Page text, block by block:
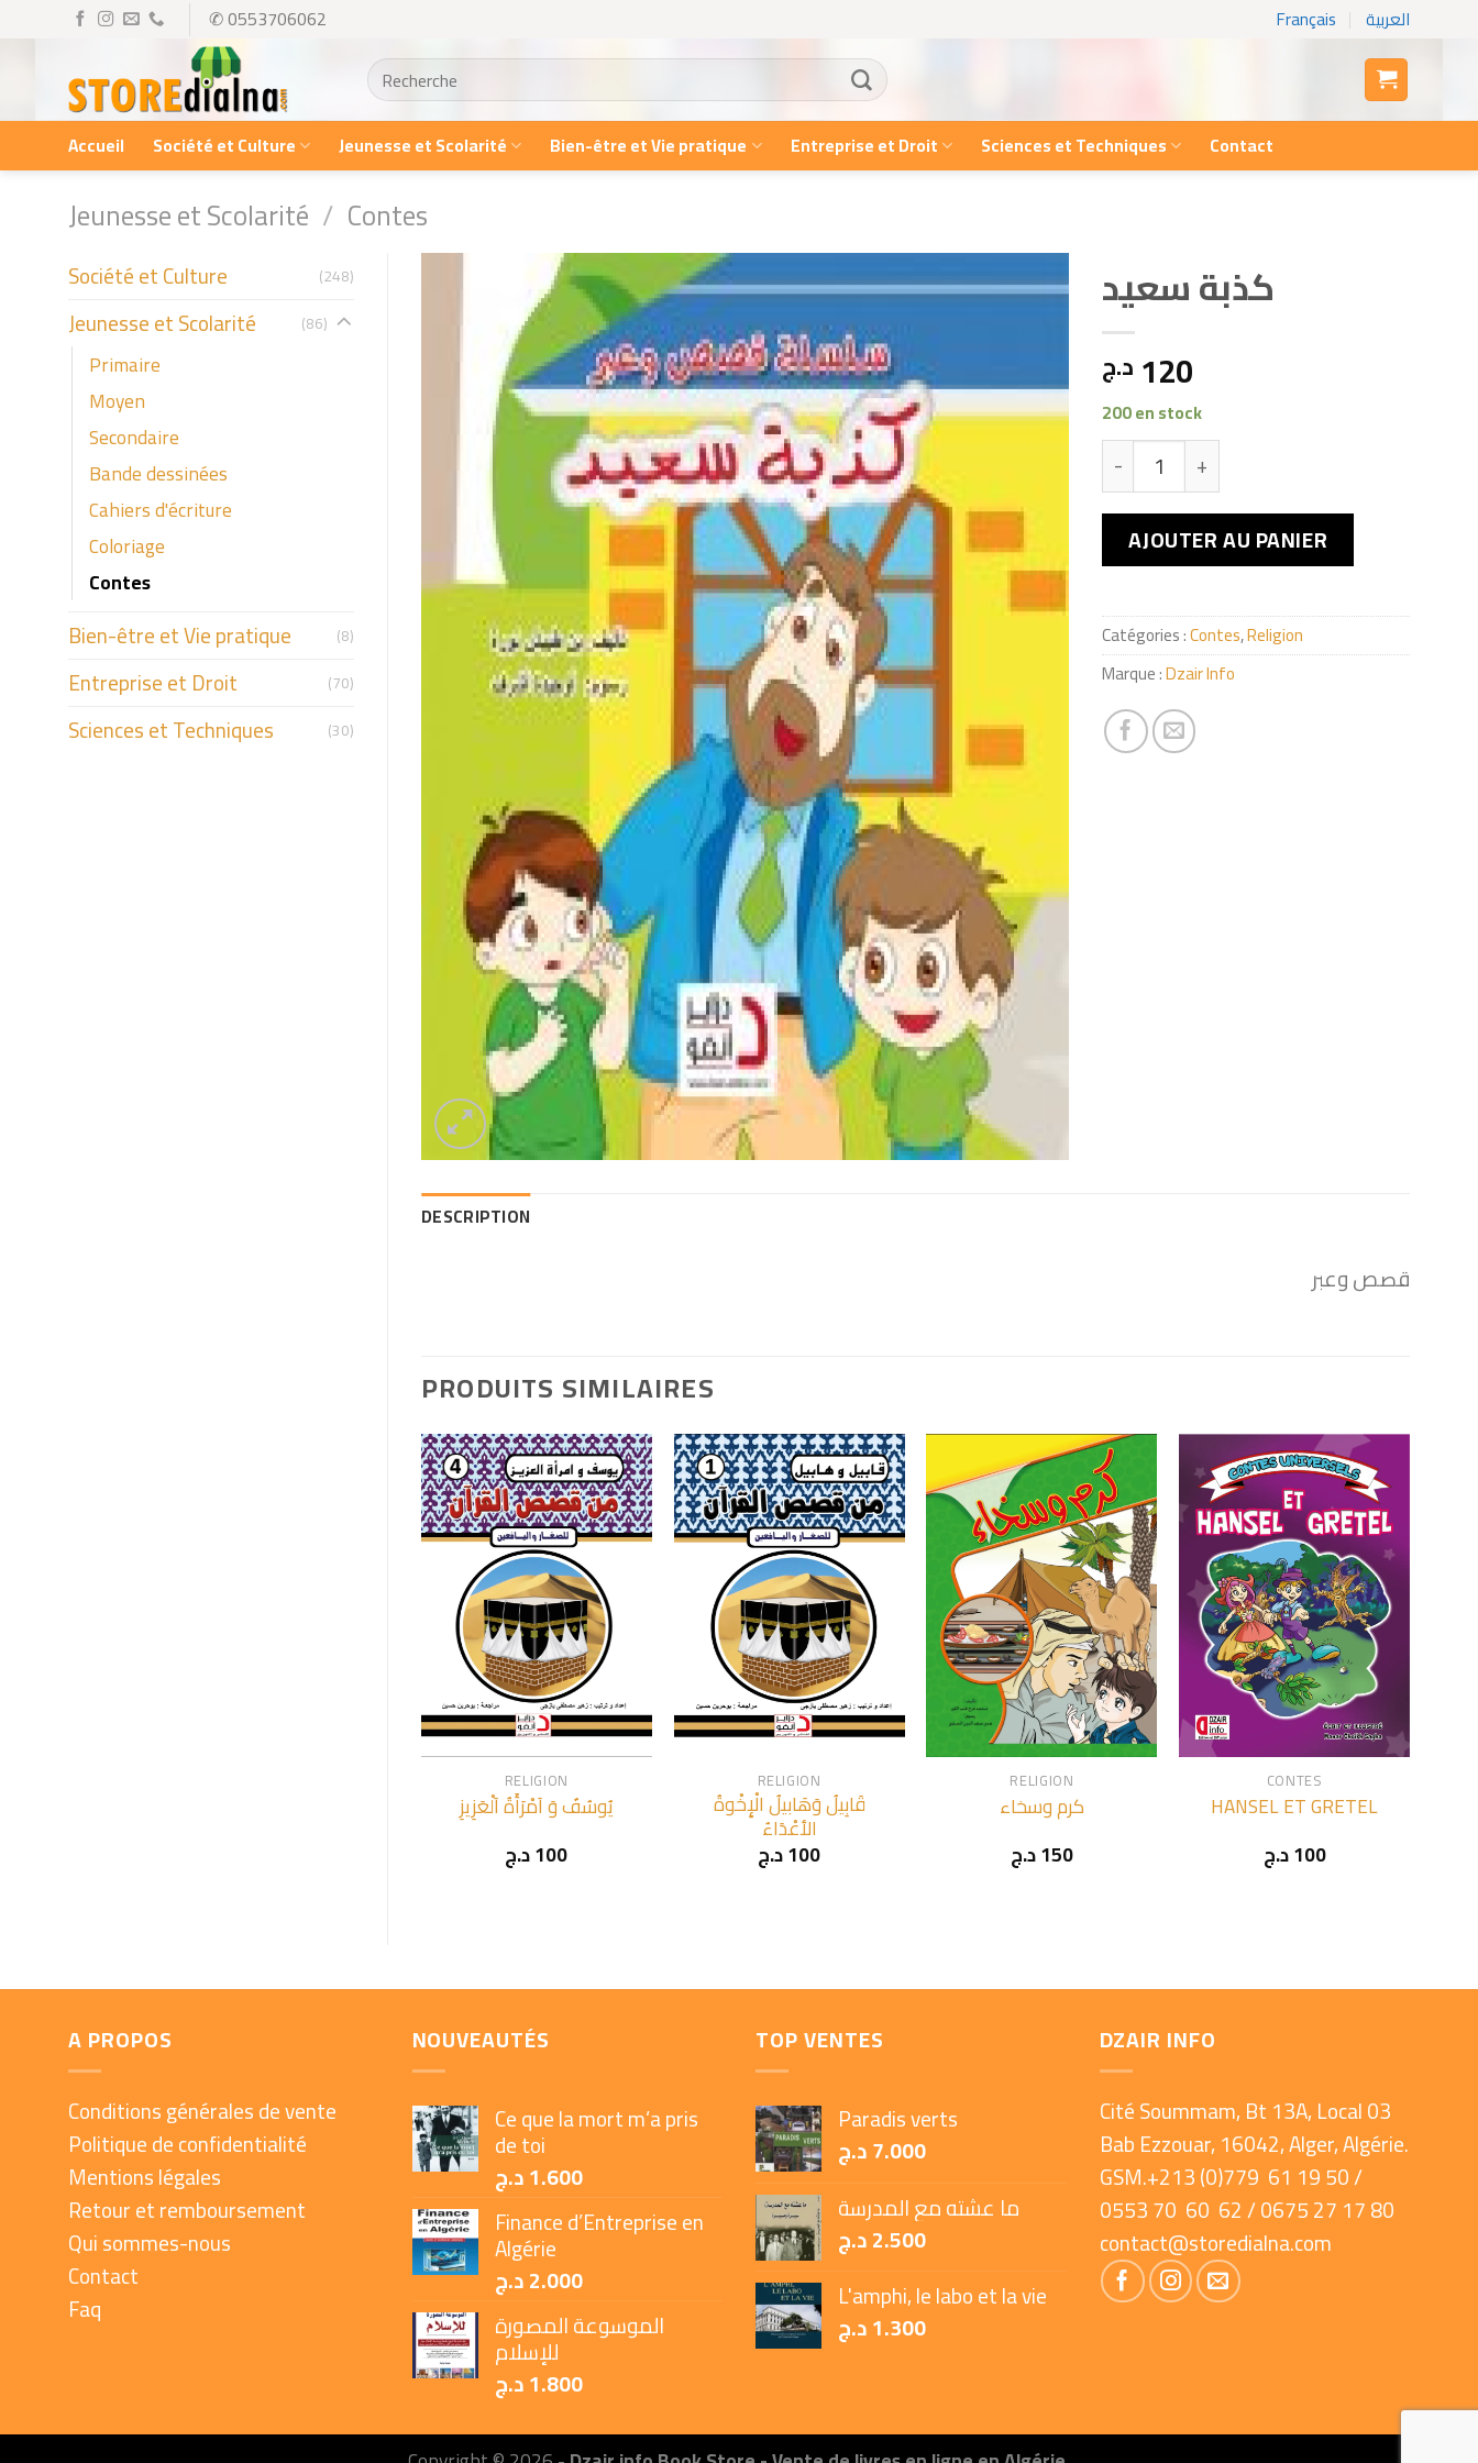
content
✆ 0553706062 Français العربية
Recherche
pour :
Accueil Société et Culture Jeunesse et Scolarité Bien-être et Vie pratique Entreprise et Droit Sciences et Techniques Contact
Jeunesse et Scolarité / Contes
Société et Culture (248)
Jeunesse et Scolarité (86)
Primaire
Moyen
Secondaire
Bande dessinées
Cahiers d'écriture
Coloriage
Contes
Bien-être et Vie pratique (8)
Entreprise et Droit (70)
Sciences et Techniques (30)
كذبة سعيد
120 د.ج
200 en stock
AJOUTER AU PANIER
Catégories :Contes,Religion
Marque :Dzair Info
DESCRIPTION
قصص وعبر
PRODUITS SIMILAIRES
+
RELIGION
يُوسُفُ وَ اَمْرَأَةُ اَلْعَزِيزِ
100د.ج
+
RELIGION
قَابِيلُ وَهَابيلُ الْإِخْوةُ
الأعْدَاءُ
100د.ج
RELIGION
كرم وسخاء
150د.ج
+
CONTES
HANSEL ET GRETEL
100د.ج
A PROPOS
Conditions générales de vente
Politique de confidentialité
Mentions légales
Retour et remboursement
Qui sommes-nous
Contact
Faq
NOUVEAUTÉS
Ce que la mort m’a pris
de toi
1.600د.ج
Finance d’Entreprise en
Algérie
2.000د.ج
الموسوعة المصورة
للإسلام
1.800د.ج
TOP VENTES
Paradis verts
7.000د.ج
ما عشته مع المدرسة
2.500د.ج
L'amphi, le labo et la vie
1.300د.ج
DZAIR INFO
Cité Soummam, Bt 13A, Local 03
Bab Ezzouar, 16042, Alger, Algérie.
GSM.+213 (0)779 61 19 50 /
0553 70 60 62 / 0675 27 17 80
contact@storedialna.com